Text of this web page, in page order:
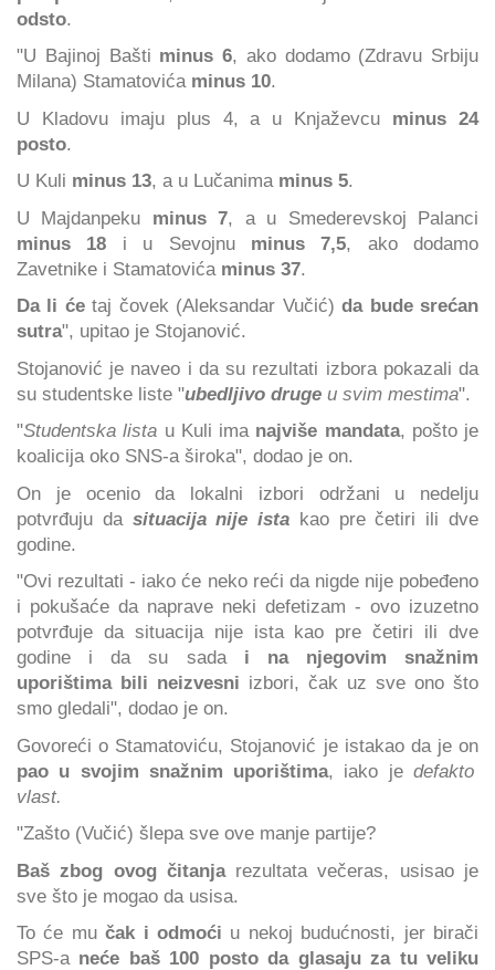
odsto.
"U Bajinoj Bašti minus 6, ako dodamo (Zdravu Srbiju
Milana) Stamatovića minus 10.
U Kladovu imaju plus 4, a u Knjaževcu minus 24
posto.
U Kuli minus 13, a u Lučanima minus 5.
U Majdanpeku minus 7, a u Smederevskoj Palanci
minus 18 i u Sevojnu minus 7,5, ako dodamo
Zavetnike i Stamatovića minus 37.
Da li ćetaj čovek (Aleksandar Vučić)da bude srećan
sutra", upitao je Stojanović.
Stojanović je naveo i da su rezultati izbora pokazali da
su studentske liste "ubedljivo druge u svim mestima".
"Studentska lista u Kuli ima najviše mandata, pošto je
koalicija oko SNS-a široka", dodao je on.
On je ocenio da lokalni izbori održani u nedelju
potvrđuju dasituacija nije ista kao pre četiri ili dve
godine.
"Ovi rezultati - iako će neko reći da nigde nije pobeđeno
i pokušaće da naprave neki defetizam - ovo izuzetno
potvrđuje da situacija nije ista kao pre četiri ili dve
godine i da su sadai na njegovim snažnim
uporištima bili neizvesni izbori, čak uz sve ono što
smo gledali", dodao je on.
Govoreći o Stamatoviću, Stojanović je istakao da je on
pao u svojim snažnim uporištima, iako je defakto
vlast.
"Zašto (Vučić) šlepa sve ove manje partije?
Baš zbog ovog čitanjarezultata večeras, usisao je
sve što je mogao da usisa.
To će mučak i odmoći u nekoj budućnosti, jer birači
SPS-a neće baš 100 posto da glasaju za tu veliku